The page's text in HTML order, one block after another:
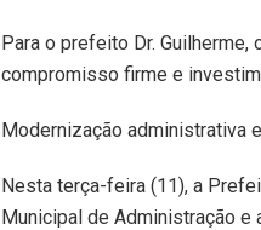
Para o prefeito Dr.
compromisso firme e
Modernização administrativa
Nesta terça-feira (11), a
Municipal de Administração